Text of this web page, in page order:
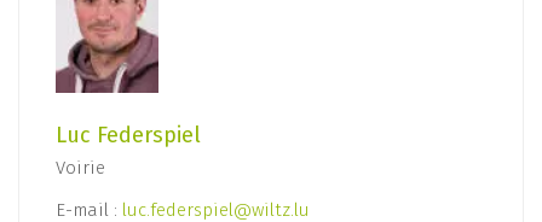
Luc Federspiel
Voirie
E-mail : luc.federspiel@wiltz.lu